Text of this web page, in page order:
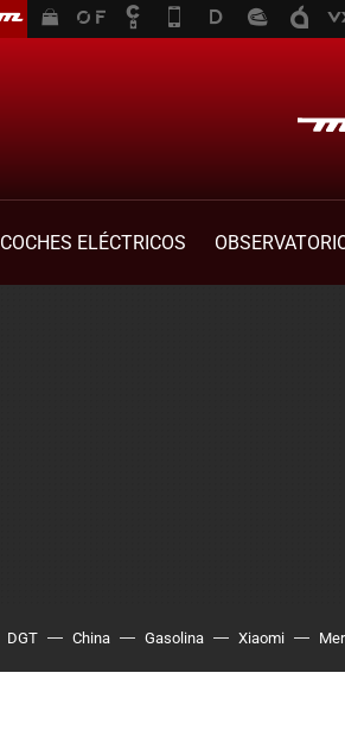
COCHES ELÉCTRICOS
DGT China Gasolina Xiaomi